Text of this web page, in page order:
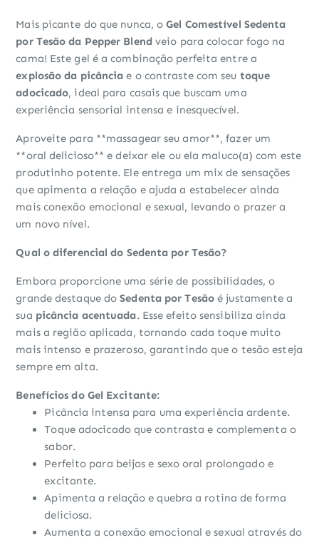
Mais picante do que nunca, oGel Comestível Sedenta
por Tesão da Pepper Blendveio para colocar fogo na
cama! Este gel é a combinação perfeita entre a
explosão da picância e o contraste com seu toque
adocicado, ideal para casais que buscam uma
experiência sensorial intensa e inesquecível.
Aproveite para **massagear seu amor**, fazer um
**oral delicioso** e deixar ele ou ela maluco(a) com este
produtinho potente. Ele entrega um mix de sensações
que apimenta a relação e ajuda a estabelecer ainda
mais conexão emocional e sexual, levando o prazer a
um novo nível.
Qual o diferencial do Sedenta por Tesão?
Embora proporcione uma série de possibilidades, o
grande destaque doSedenta por Tesão é justamente a
sua picância acentuada. Esse efeito sensibiliza ainda
mais a região aplicada, tornando cada toque muito
mais intenso e prazeroso, garantindo que o tesão esteja
sempre em alta.
Benefícios do Gel Excitante:
Picância intensa para uma experiência ardente.
Toque adocicado que contrasta e complementa o
sabor.
Perfeito para beijos e sexo oral prolongado e
excitante.
Apimenta a relação e quebra a rotina de forma
deliciosa.
Aumenta a conexão emocional e sexual através do